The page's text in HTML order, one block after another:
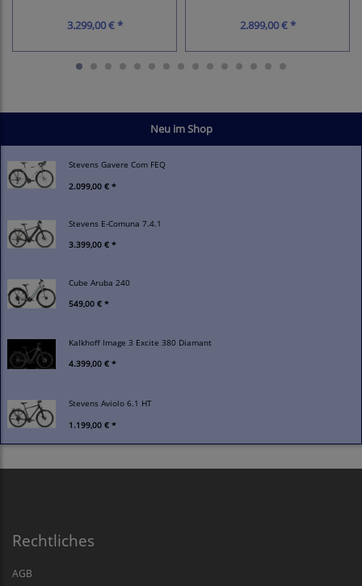
Neu im Shop
Stevens Gavere Com FEQ
2.099,00 € *
Stevens E-Comuna 7.4.1
3.399,00 € *
Cube Aruba 240
549,00 € *
Kalkhoff Image 3 Excite 380 Diamant
4.399,00 € *
Stevens Aviolo 6.1 HT
1.199,00 € *
3.299,00 € * 2.899,00 € *
Rechtliches
AGB